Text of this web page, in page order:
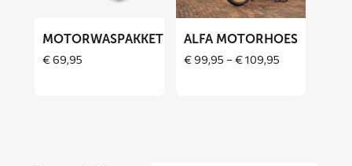
MOTORWASPAKKET
€69,95
ALFA MOTORHOES
€99,95 –€109,95